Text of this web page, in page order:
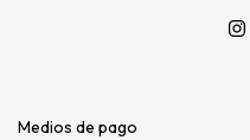
Medios de pago